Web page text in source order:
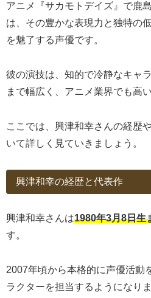
アニメ『サカモトデイズ』で鹿
は、その豊かな表現力と独特の
を魅了する声優です。
彼の演技は、知的で冷静なキャ
まで幅広く、アニメ業界でも高
ここでは、興津和幸さんの経歴
いて詳しく見ていきましょう。
興津和幸の経歴と代表作
興津和幸さんは1980年3月8日生
す。
2007年頃から本格的に声優活動
ラクターを担当するようになりま